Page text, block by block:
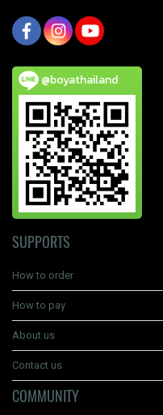
@boyathailand
SUPPORTS
How to order
How to pay
About us
Contact us
COMMUNITY